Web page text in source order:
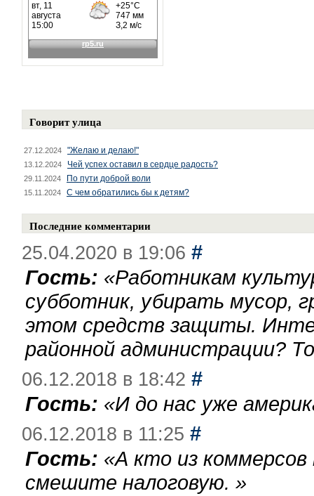
Говорит улица
27.12.2024 "Желаю и делаю!"
13.12.2024 Чей успех оставил в сердце радость?
29.11.2024 По пути доброй воли
15.11.2024 С чем обратились бы к детям?
Последние комментарии
25.04.2020 в 19:06 #
Гость: «Работникам
субботник, убирать мусор,
этом средств защиты.
районной администрации?
06.12.2018 в 18:42 #
Гость: «И до нас уже
06.12.2018 в 11:25 #
Гость: «А кто из
смешите налоговую. »